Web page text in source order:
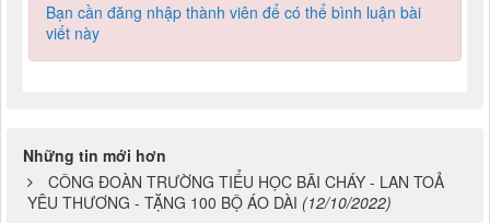
Bạn cần đăng nhập thành viên để có thể bình luận bài
viết này
Những tin mới hơn
CÔNG ĐOÀN TRƯỜNG TIỂU HỌC BÃI CHÁY - LAN TOẢ
YÊU THƯƠNG - TẶNG 100 BỘ ÁO DÀI (12/10/2022)